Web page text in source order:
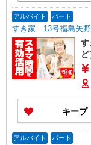
アルバイト パート
すき家 13号福島矢
す
ど
キープ
アルバイト パート